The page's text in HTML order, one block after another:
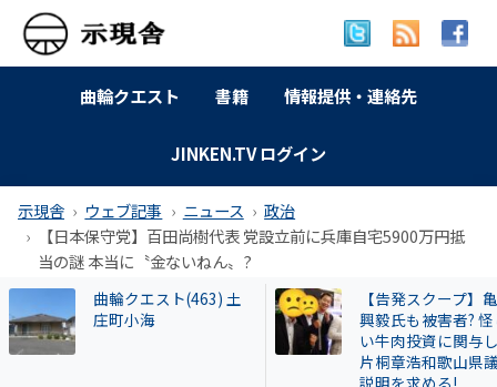
曲輪クエスト 書籍 情報提供・連絡先
JINKEN.TV ログイン
示現舎 ウェブ記事 ニュース
政治
【日本保守党】百田尚樹代表 党設立前に兵庫自宅5900万円抵
当の謎 本当に〝金ないねん〟?
【告発スクープ】亀田
興毅氏も被害者? 怪し
特別企画 解放同盟
政等が 過去に公開
部落・同和地区リ